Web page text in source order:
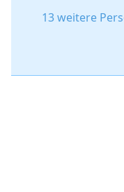
13 weitere